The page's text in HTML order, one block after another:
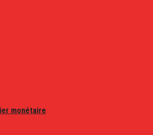
monétaire